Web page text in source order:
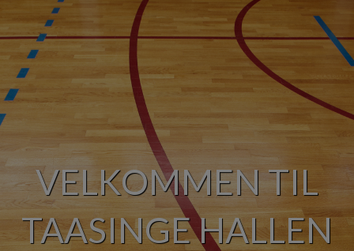
VELKOMMEN TIL
TAASINGE HALLEN